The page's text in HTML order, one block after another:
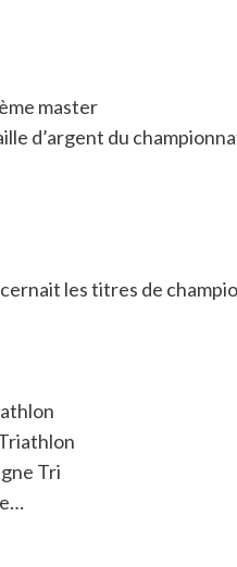
master
d’argent du
les titres de
Tri